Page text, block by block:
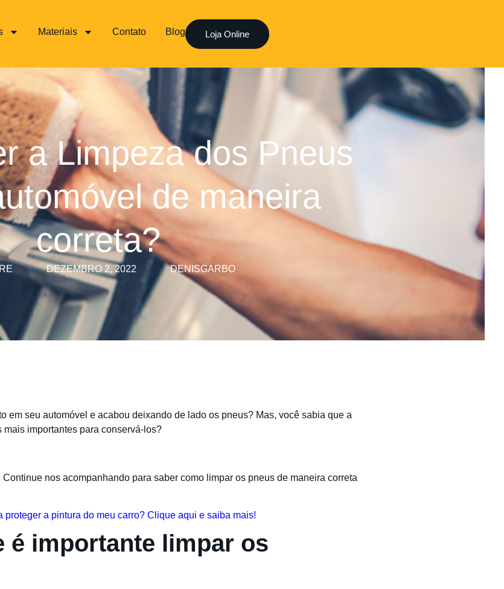
Materiais Contato Blog Loja Online
a Limpeza dos Pneus
de maneira
correta?
DEZEMBRO 2, 2022 DENISGARBO
em seu automóvel e acabou deixando de lado os pneus? Mas, você sabia que a
mais importantes para conservá-los?
nos acompanhando para saber como limpar os pneus de maneira correta
proteger a pintura do meu carro? Clique aqui e saiba mais!
é importante limpar os